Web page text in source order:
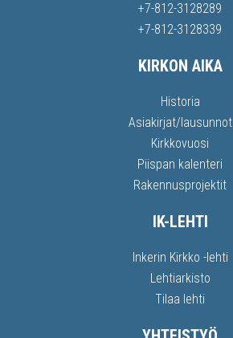
+7-812-3128289
+7-812-3128339
KIRKON AIKA
Historia
Asiakirjat/lausunnot
Kirkkovuosi
Piispan kalenteri
Rakennusprojektit
IK-LEHTI
Inkerin Kirkko -lehti
Lehtiarkisto
Tilaa lehti